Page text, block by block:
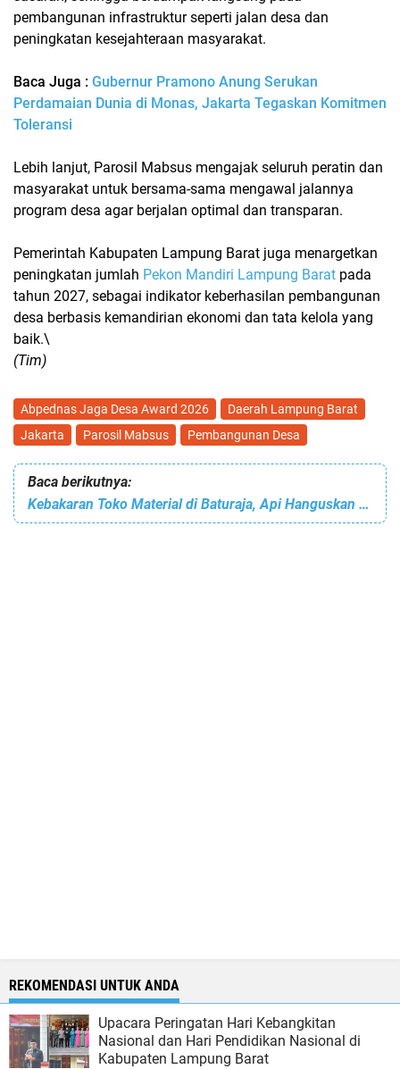
pembangunan infrastruktur seperti jalan desa dan
peningkatan kesejahteraan masyarakat.
Baca Juga : Gubernur Pramono Anung Serukan
Perdamaian Dunia di Monas, Jakarta Tegaskan Komitmen
Toleransi
Lebih lanjut, Parosil Mabsus mengajak seluruh peratin dan
masyarakat untuk bersama-sama mengawal jalannya
program desa agar berjalan optimal dan transparan.
Pemerintah Kabupaten Lampung Barat juga menargetkan
peningkatan jumlah Pekon Mandiri Lampung Barat pada
tahun 2027, sebagai indikator keberhasilan pembangunan
desa berbasis kemandirian ekonomi dan tata kelola yang
baik.\
(Tim)
Abpednas Jaga Desa Award 2026
Daerah Lampung Barat
Jakarta
Parosil Mabsus Pembangunan Desa
Baca berikutnya:
Kebakaran Toko Material di Baturaja, Api Hanguskan Keano Abadi di Pasar RSS Sriwijaya
REKOMENDASI UNTUK ANDA
Upacara Peringatan Hari Kebangkitan
Nasional dan Hari Pendidikan Nasional di
Kabupaten Lampung Barat